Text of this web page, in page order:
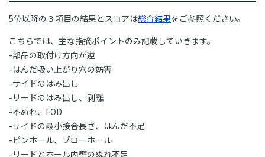
5位以降の３項目の結果とスコアは総合結果をご参照ください。
こちらでは、主な指摘ポイントのみ記載していきます。
-部品の取付け方向が逆
-はんだ吸い上がり穴の妨害
-サイドのはみ出し
-リードのはみ出し、剥離
-不ぬれ、FOD
-サイドの最小接合長さ、はんだ不足
-ピンホール、ブローホール
-リードとホール内壁のぬれ不足